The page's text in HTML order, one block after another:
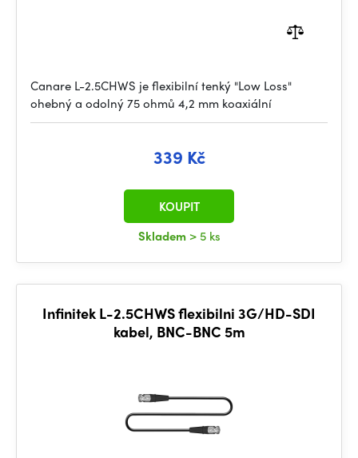
Canare L-2.5CHWS je flexibilní tenký "Low Loss"
ohebný a odolný 75 ohmů 4,2 mm koaxiální
339 Kč
Skladem > 5 ks
KOUPIT
Infinitek L-2.5CHWS flexibilni 3G/HD-SDI
kabel, BNC-BNC 5m